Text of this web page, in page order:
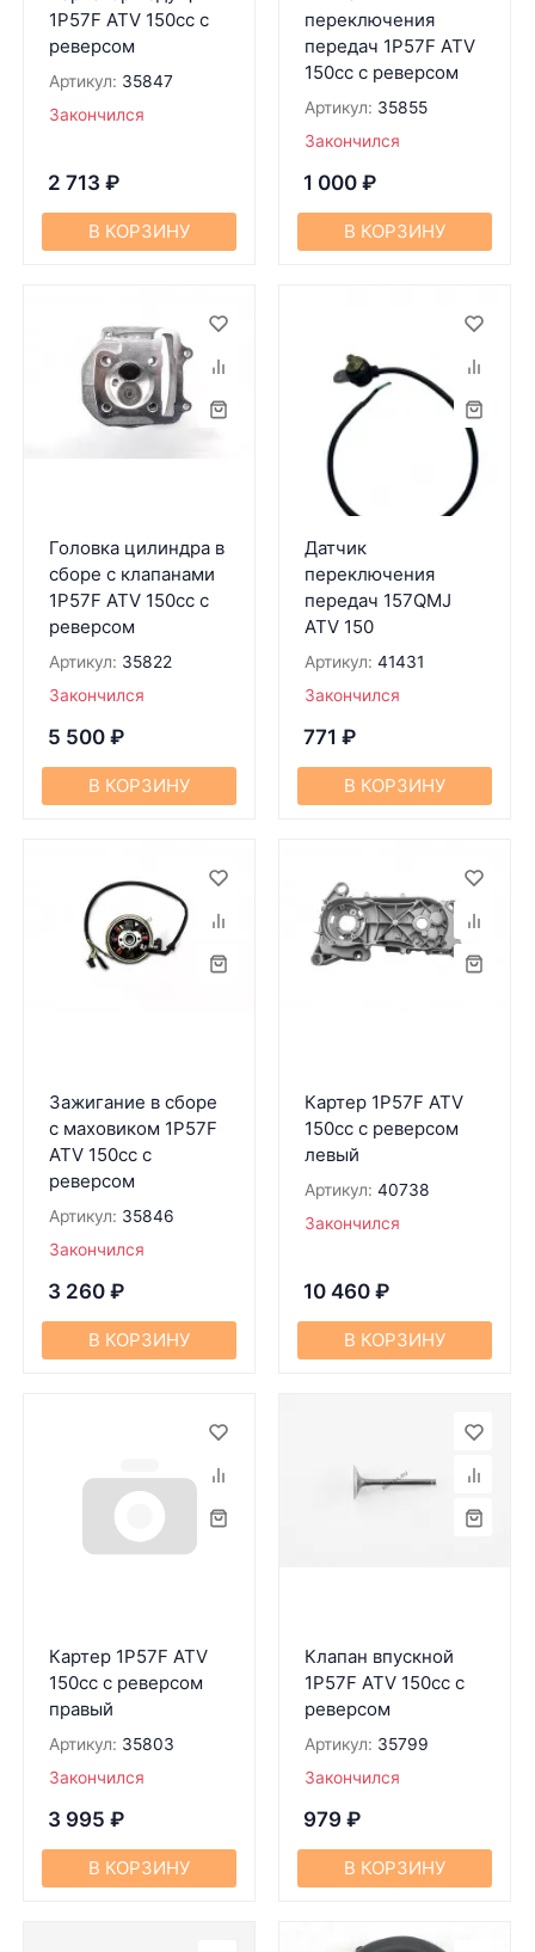
1P57F ATV 150cc c
реверсом
Артикул: 35847
Закончился
2 713 ₽
В КОРЗИНУ
переключения
передач 1P57F ATV
150cc c реверсом
Артикул: 35855
Закончился
1 000 ₽
В КОРЗИНУ
Головка цилиндра в
сборе с клапанами
1P57F ATV 150cc с
реверсом
Артикул: 35822
Закончился
5 500 ₽
В КОРЗИНУ
Датчик
переключения
передач 157QMJ
ATV 150
Артикул: 41431
Закончился
771 ₽
В КОРЗИНУ
Зажигание в сборе
с маховиком 1P57F
ATV 150cc c
реверсом
Артикул: 35846
Закончился
3 260 ₽
В КОРЗИНУ
Картер 1P57F ATV
150cc с реверсом
левый
Артикул: 40738
Закончился
10 460 ₽
В КОРЗИНУ
Картер 1P57F ATV
150cc с реверсом
правый
Артикул: 35803
Закончился
3 995 ₽
В КОРЗИНУ
Клапан впускной
1P57F ATV 150cc с
реверсом
Артикул: 35799
Закончился
979 ₽
В КОРЗИНУ